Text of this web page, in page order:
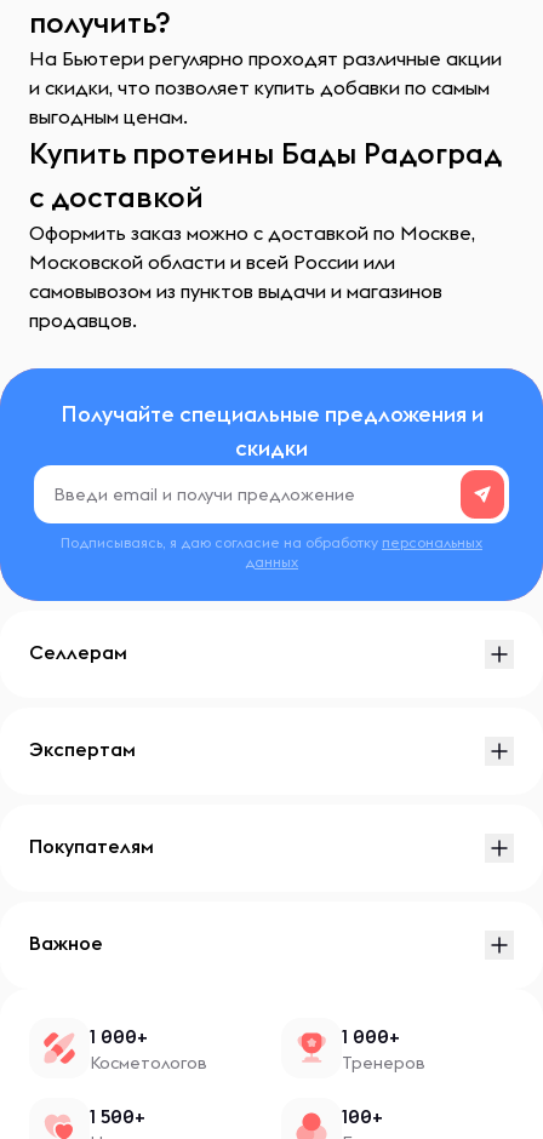
получить?
На Бьютери регулярно проходят различные акции
и скидки, что позволяет купить добавки по самым
выгодным ценам.
Купить протеины Бады Радоград
с доставкой
Оформить заказ можно с доставкой по Москве,
Московской области и всей России или
самовывозом из пунктов выдачи и магазинов
продавцов.
Получайте специальные предложения и
скидки
Подписываясь, я даю согласие на обработку персональных
данных
Селлерам
Экспертам
Покупателям
Важное
1 000+
Косметологов
1 000+
Тренеров
1 500+ 100+